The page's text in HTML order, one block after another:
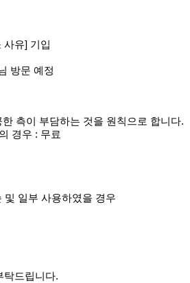
사유] 기입
방문 예정
측이 부담하는 것을 원칙으로 합니다.
경우 : 무료
및 일부 사용하였을 경우
탁드립니다.